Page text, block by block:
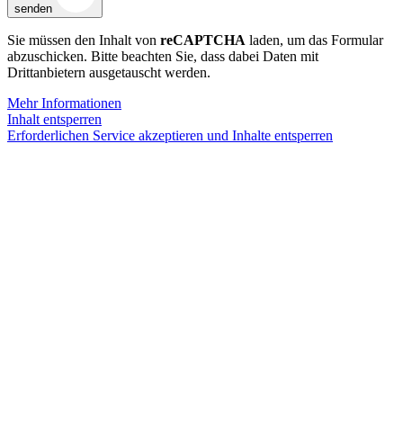
senden
Sie müssen den Inhalt von reCAPTCHA laden, um das Formular
abzuschicken. Bitte beachten Sie, dass dabei Daten mit
Drittanbietern ausgetauscht werden.
Mehr Informationen
Inhalt entsperren
Erforderlichen Service akzeptieren und Inhalte entsperren